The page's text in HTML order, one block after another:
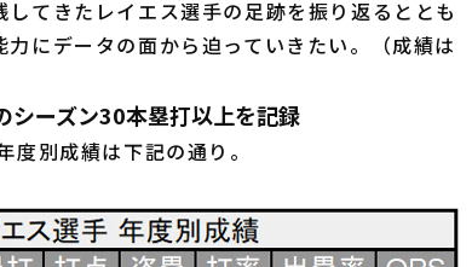
てきたレイエス選手の足跡を振り返るととも
にデータの面から迫っていきたい。（成績は
シーズン30本塁打以上を記録
別成績は下記の通り。